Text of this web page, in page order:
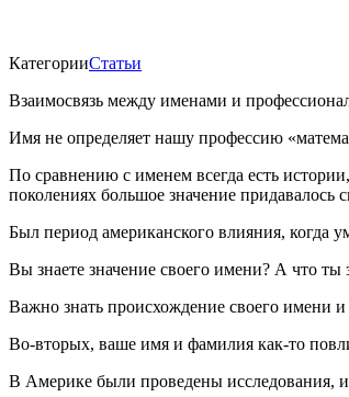
КатегорииСтатьи
Взаимосвязь между именами и
Имя не определяет нашу профессию
По сравнению с именем всегда есть
поколениях большое значение придавалось
Был период американского влияния, когда
Вы знаете значение своего имени? А что ты
Важно знать происхождение своего имени
Во-вторых, ваше имя и фамилия как-то
В Америке были проведены исследования,